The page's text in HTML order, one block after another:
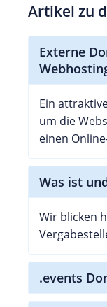
Artikel zu
Externe
Ein
um die
einen
Was ist
Wir blicken
.events